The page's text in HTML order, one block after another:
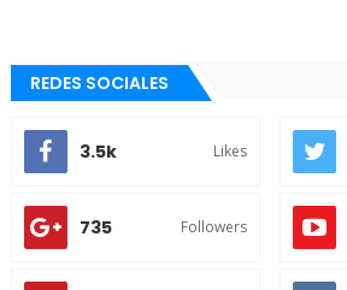
REDES SOCIALES
3.5k Likes
735 Followers